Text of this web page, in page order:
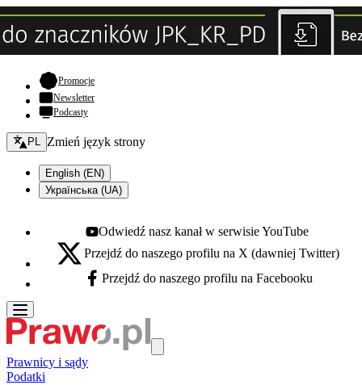
Promocje- otwiera się w nowej karcie
Newsletter
Podcasty
Zmień język - bieżący:
PL Zmień język strony
English (EN)
Українська (UA)
Youtube - otwiera się w nowej karcie
Odwiedź nasz kanał w serwisie YouTube
X - otwiera się w nowej karcie
Przejdź do naszego profilu na X (dawniej Twitter)
Facebook - otwiera się w nowej karcie
Przejdź do naszego profilu na Facebooku
Prawnicy i sądy
Podatki